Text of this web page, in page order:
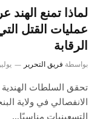
لماذا تمنع
عمليات القتل
الرقابة
بواسطة فريق التحرير يوليو 14,
تحقق السلطات الهندية
الانفصالي في ولاية
التسعينيات مناسبًا…